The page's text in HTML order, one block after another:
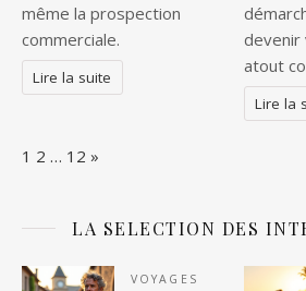
même la prospection
commerciale.
Lire la suite
devenir
atout
Lire la
Page:
1 2 … 12 Next
»
LA SELECTION DES
VOYAGES